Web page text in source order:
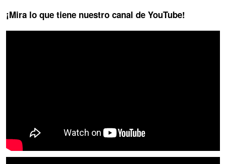
¡Mira lo que tiene nuestro canal de YouTube!